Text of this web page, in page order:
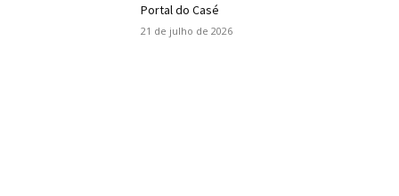
Portal do Casé
21 de julho de 2026